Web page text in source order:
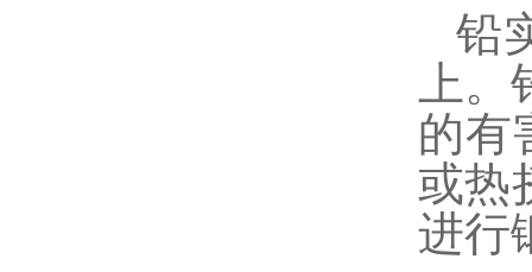
铅
上
的有
或热
进行